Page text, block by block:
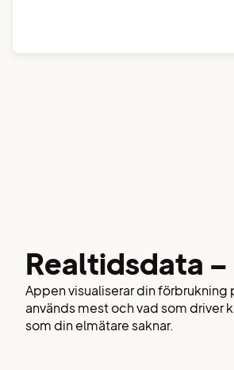
Real­tidsdata
Appen visualiserar din förbrukning
används mest och vad som driver
som din elmätare saknar.